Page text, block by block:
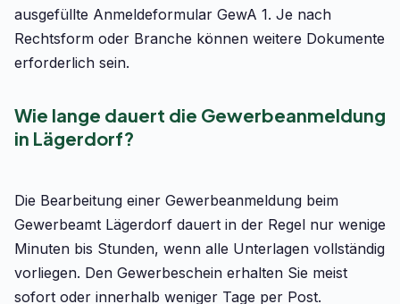
ausgefüllte Anmeldeformular GewA 1. Je nach
Rechtsform oder Branche können weitere Dokumente
erforderlich sein.
Wie lange dauert die Gewerbeanmeldung
in Lägerdorf?
Die Bearbeitung einer Gewerbeanmeldung beim
Gewerbeamt Lägerdorf dauert in der Regel nur wenige
Minuten bis Stunden, wenn alle Unterlagen vollständig
vorliegen. Den Gewerbeschein erhalten Sie meist
sofort oder innerhalb weniger Tage per Post.